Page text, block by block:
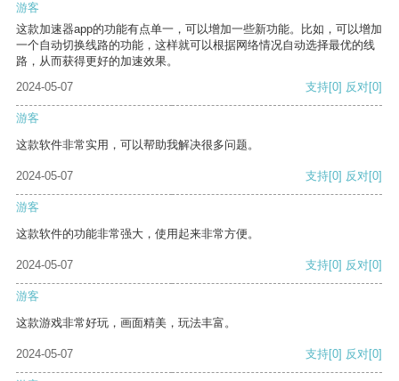
游客
这款加速器app的功能有点单一，可以增加一些新功能。比如，可以增加
一个自动切换线路的功能，这样就可以根据网络情况自动选择最优的线
路，从而获得更好的加速效果。
2024-05-07
支持[0] 反对[0]
游客
这款软件非常实用，可以帮助我解决很多问题。
2024-05-07 支持[0] 反对[0]
游客
这款软件的功能非常强大，使用起来非常方便。
2024-05-07 支持[0] 反对[0]
游客
这款游戏非常好玩，画面精美，玩法丰富。
2024-05-07 支持[0] 反对[0]